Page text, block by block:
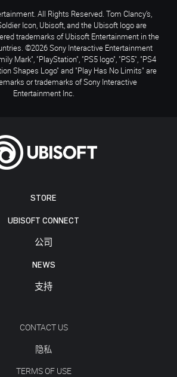
STORE
UBISOFT CONNECT
公司
NEWS
支持
CONTACT US
隐私
TERMS OF USE
All Rights Reserved. Tom Clancy’s,
Icon, Ubisoft, and the Ubisoft logo are
trademarks of Ubisoft Entertainment in the
©2026 Sony Interactive Entertainment
Mark", "PlayStation", "PS5 logo", "PS5", "PS4
Shapes Logo" and "Play Has No Limits" are
or trademarks of Sony Interactive
Entertainment Inc.